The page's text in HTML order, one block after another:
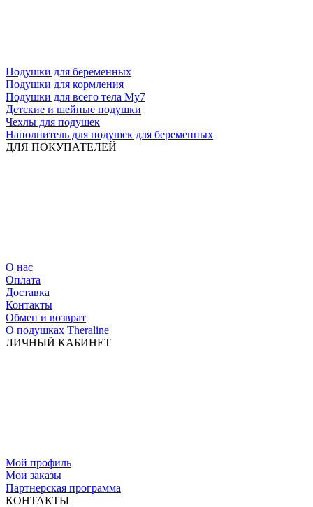
Подушки для беременных
Подушки для кормления
Подушки для всего тела My7
Детские и шейные подушки
Чехлы для подушек
Наполнитель для подушек для беременных
ДЛЯ ПОКУПАТЕЛЕЙ
О нас
Оплата
Доставка
Контакты
Обмен и возврат
О подушках Theraline
ЛИЧНЫЙ КАБИНЕТ
Мой профиль
Мои заказы
Партнерская программа
КОНТАКТЫ